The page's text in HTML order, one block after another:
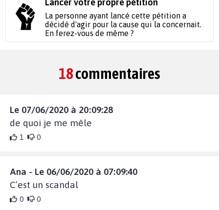
La personne ayant lancé cette pétition a
décidé d'agir pour la cause qui la concernait.
En ferez-vous de même ?
18commentaires
Le 07/06/2020 à 20:09:28
de quoi je me mêle
1 0
Ana - Le 06/06/2020 à 07:09:40
C’est un scandal
0 0